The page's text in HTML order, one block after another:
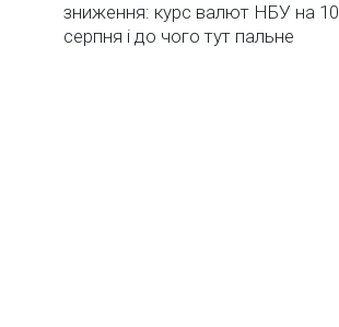
зниження: курс валют НБУ на 10
серпня і до чого тут пальне